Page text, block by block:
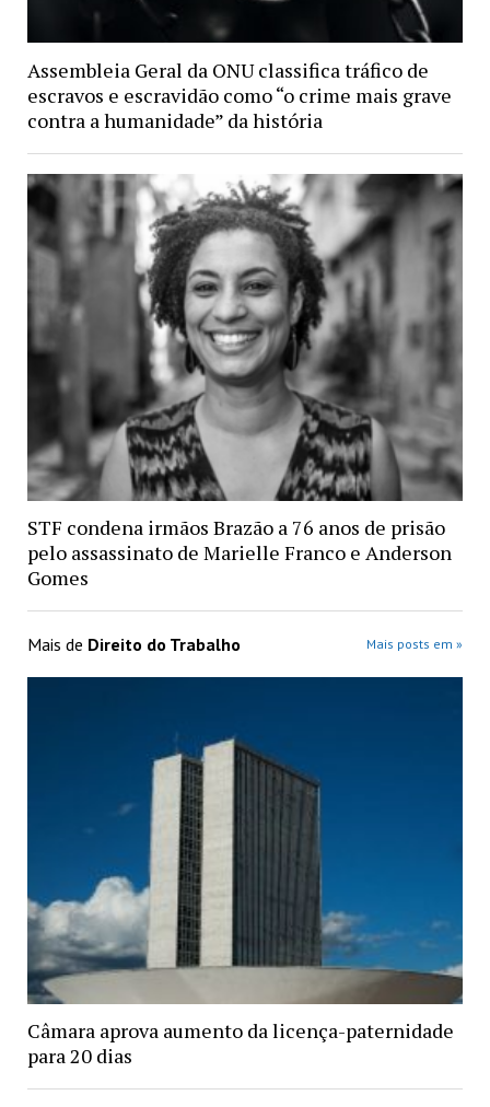
Assembleia Geral da ONU classifica tráfico de
escravos e escravidão como “o crime mais grave
contra a humanidade” da história
STF condena irmãos Brazão a 76 anos de prisão
pelo assassinato de Marielle Franco e Anderson
Gomes
Mais de Direito do Trabalho Mais posts em »
Câmara aprova aumento da licença-paternidade
para 20 dias